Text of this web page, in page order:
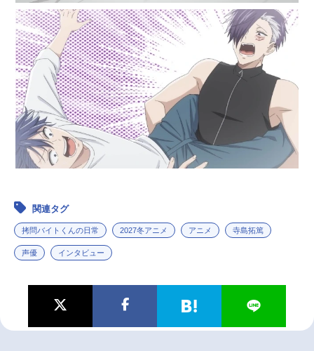
関連タグ
拷問バイトくんの日常 2027冬アニメ アニメ 寺島拓篤
声優 インタビュー